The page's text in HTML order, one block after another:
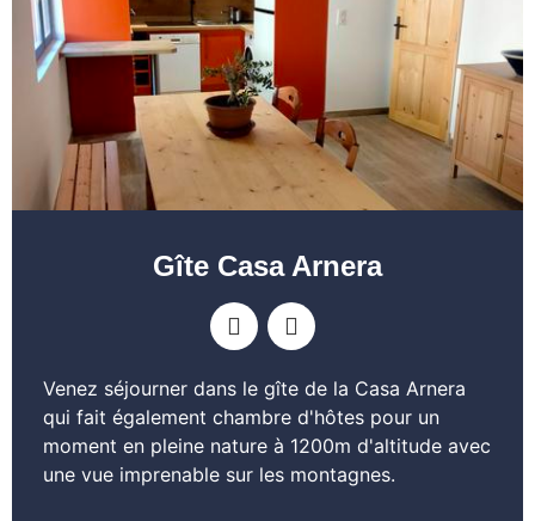
Gîte Casa Arnera
Venez séjourner dans le gîte de la Casa Arnera
qui fait également chambre d'hôtes pour un
moment en pleine nature à 1200m d'altitude avec
une vue imprenable sur les montagnes.